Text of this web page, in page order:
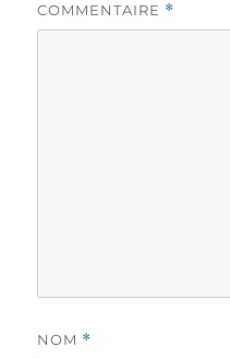
COMMENTAIRE *
NOM *